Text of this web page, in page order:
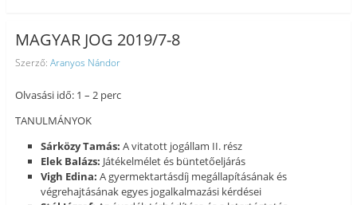
MAGYAR JOG 2019/7-8
Szerző: Aranyos Nándor
Olvasási idő: 1 – 2 perc
TANULMÁNYOK
Sárközy Tamás: A vitatott jogállam II. rész
Elek Balázs: Játékelmélet és büntetőeljárás
Vigh Edina: A gyermektartásdíj megállapításának és
végrehajtásának egyes jogalkalmazási kérdései